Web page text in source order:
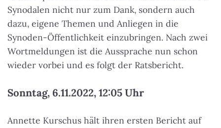
Synodalen nicht nur zum Dank, sondern auch
dazu, eigene Themen und Anliegen in die
Synoden-Öffentlichkeit einzubringen. Nach zwei
Wortmeldungen ist die Aussprache nun schon
wieder vorbei und es folgt der Ratsbericht.
Sonntag, 6.11.2022, 12:05 Uhr
Annette Kurschus hält ihren ersten Bericht auf